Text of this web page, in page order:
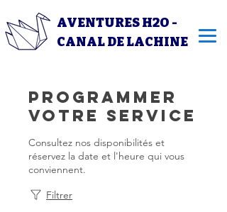
AVENTURES H2O -
CANAL DE LACHINE
Programmer
votre service
Consultez nos disponibilités et
réservez la date et l'heure qui vous
conviennent.
Filtrer